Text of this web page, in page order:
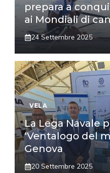
prepara a
ai Mondiali di
24 Settembre 2025
VELA
La Lega Navale
‘Ventalogo del
Genova
20 Settembre 2025